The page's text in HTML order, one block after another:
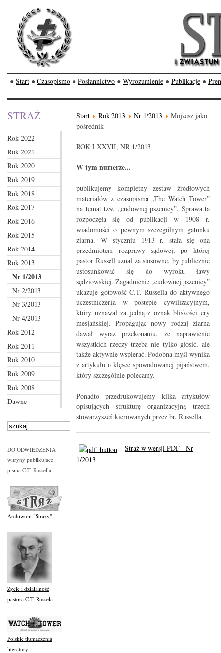
● Start ● Czasopismo ● Posłannictwo ● Wyrozumienie ● Publikacje ●
STRAŻ
Rok 2022
Rok 2021
Rok 2020
Rok 2019
Rok 2018
Rok 2017
Rok 2016
Rok 2015
Rok 2014
Rok 2013
Nr 1/2013
Nr 2/2013
Nr 3/2013
Nr 4/2013
Rok 2012
Rok 2011
Rok 2010
Rok 2009
Rok 2008
Dawne
DO ODWIEDZENIA
witryny publikujace
pisma C.T. Russella:
Archiwum "Straży"
Życie i działalność
pastora C.T. Russela
Polskie tłumaczenia
literatury
Start Rok 2013 Nr 1/2013
Mojżesz jako
pośrednik
ROK LXXVII, NR 1/2013
W tym numerze...
publikujemy kompletny zestaw źródłowych
materiałów z czasopisma „The Watch Tower”
na temat tzw. „cudownej pszenicy”. Sprawa ta
rozpoczęła się od publikacji w 1908 r.
wiadomości o pewnym szczególnym gatunku
ziarna. W styczniu 1913 r. stała się ona
przedmiotem rozprawy sądowej, po której
pastor Russell uznał za stosowne, by publicznie
ustosunkować się do wyroku ławy
sędziowskiej. Zagadnienie „cudownej pszenicy”
ukazuje gotowość C.T. Russella do aktywnego
uczestniczenia w postępie cywilizacyjnym,
który uznawał za jedną z oznak bliskości ery
mesjańskiej. Propagując nowy rodzaj ziarna
dawał wyraz przekonaniu, że naprawienie
wszystkich rzeczy trzeba nie tylko głosić, ale
także aktywnie wspierać. Podobna myśl wynika
z artykułu o klęsce spowodowanej pijaństwem,
który szczególnie polecamy.
Ponadto przedrukowujemy kilka artykułów
opisujących strukturę organizacyjną trzech
stowarzyszeń kierowanych przez br. Russella.
Straż w wersji PDF - Nr
1/2013